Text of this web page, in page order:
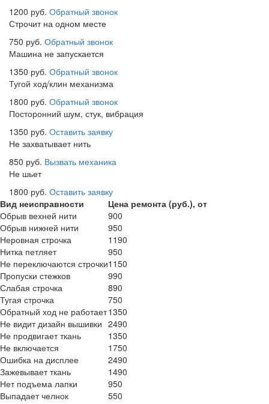
1200 руб. Обратный звонок
Строчит на одном месте
750 руб. Обратный звонок
Машина не запускается
1350 руб. Обратный звонок
Тугой ход/клин механизма
1800 руб. Обратный звонок
Посторонний шум, стук, вибрация
1350 руб. Оставить заявку
Не захватывает нить
850 руб. Вызвать механика
Не шьет
1800 руб. Оставить заявку
Вид неисправности
Цена ремонта (руб.), от
Обрыв вехней нити
900
Обрыв нижней нити
950
Неровная строчка
1190
Нитка петляет
950
Не переключаются строчки1150
Пропуски стежков
990
Слабая строчка
890
Тугая строчка
750
Обратный ход не работает1350
Не видит дизайн вышивки 2490
Не продвигает ткань
1350
Не включается
1750
Ошибка на дисплее
2490
Зажевывает ткань
1490
Нет подъема лапки
950
Выпадает челнок
550